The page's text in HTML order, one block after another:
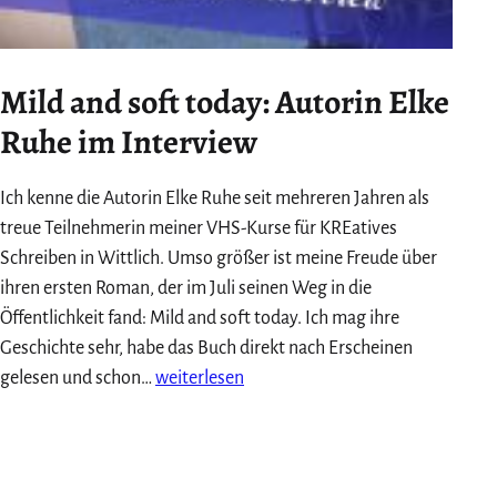
Mild and soft today: Autorin Elke
Ruhe im Interview
Ich kenne die Autorin Elke Ruhe seit mehreren Jahren als
treue Teilnehmerin meiner VHS-Kurse für KREatives
Schreiben in Wittlich. Umso größer ist meine Freude über
ihren ersten Roman, der im Juli seinen Weg in die
Öffentlichkeit fand: Mild and soft today. Ich mag ihre
Geschichte sehr, habe das Buch direkt nach Erscheinen
gelesen und schon… Mild
weiterlesen